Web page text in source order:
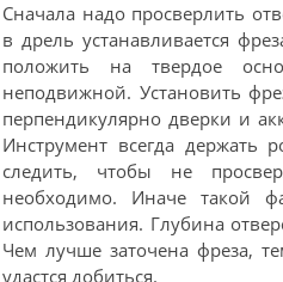
Сначала надо просверлить
в дрель устанавливается
положить на твердое
неподвижной. Установить
перпендикулярно дверки и
Инструмент всегда держать
следить, чтобы не
необходимо. Иначе такой
использования. Глубина
Чем лучше заточена фреза,
удастся добиться.